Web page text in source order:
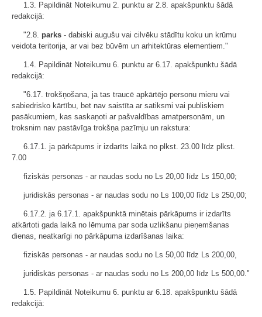
1.3. Papildināt Noteikumu 2. punktu ar 2.8. apakšpunktu šādā
redakcijā:
"2.8. parks - dabiski augušu vai cilvēku stādītu koku un krūmu
veidota teritorija, ar vai bez būvēm un arhitektūras elementiem."
1.4. Papildināt Noteikumu 6. punktu ar 6.17. apakšpunktu šādā
redakcijā:
"6.17. trokšņošana, ja tas traucē apkārtējo personu mieru vai
sabiedrisko kārtību, bet nav saistīta ar satiksmi vai publiskiem
pasākumiem, kas saskaņoti ar pašvaldības amatpersonām, un
troksnim nav pastāvīga trokšņa pazīmju un rakstura:
6.17.1. ja pārkāpums ir izdarīts laikā no plkst. 23.00 līdz plkst.
7.00
fiziskās personas - ar naudas sodu no Ls 20,00 līdz Ls 150,00;
juridiskās personas - ar naudas sodu no Ls 100,00 līdz Ls 250,00;
6.17.2. ja 6.17.1. apakšpunktā minētais pārkāpums ir izdarīts
atkārtoti gada laikā no lēmuma par soda uzlikšanu pieņemšanas
dienas, neatkarīgi no pārkāpuma izdarīšanas laika:
fiziskās personas - ar naudas sodu no Ls 50,00 līdz Ls 200,00,
juridiskās personas - ar naudas sodu no Ls 200,00 līdz Ls 500,00."
1.5. Papildināt Noteikumu 6. punktu ar 6.18. apakšpunktu šādā
redakcijā: